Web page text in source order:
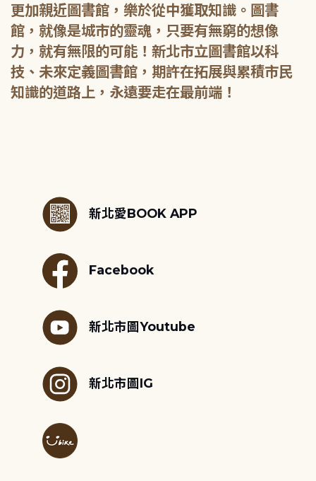
更加親近圖書館，樂於從中獲取知識。圖書
館，就像是城市的靈魂，只要有無窮的想像
力，就有無限的可能！新北市立圖書館以科
技、未來定義圖書館，期許在拓展與累積市民
知識的道路上，永遠要走在最前端！
新北愛BOOK APP
Facebook
新北市圖Youtube
新北市圖IG